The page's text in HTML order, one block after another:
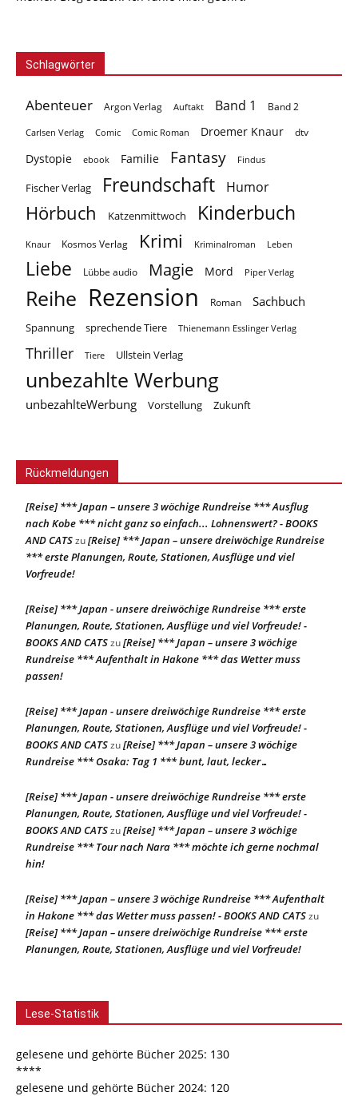
Schlagwörter
Abenteuer Argon Verlag Auftakt Band 1 Band 2
Carlsen Verlag Comic Comic Roman Droemer Knaur dtv
Dystopie ebook Familie Fantasy Findus
Fischer Verlag Freundschaft Humor
Hörbuch Katzenmittwoch Kinderbuch
Knaur Kosmos Verlag Krimi Kriminalroman Leben
Liebe Lübbe audio Magie Mord Piper Verlag
Reihe Rezension Roman Sachbuch
Spannung sprechende Tiere Thienemann Esslinger Verlag
Thriller Tiere Ullstein Verlag
unbezahlte Werbung
unbezahlteWerbung Vorstellung Zukunft
Rückmeldungen
[Reise] *** Japan – unsere 3 wöchige Rundreise *** Ausflug
nach Kobe *** nicht ganz so einfach... Lohnenswert? - BOOKS
AND CATSzu[Reise] *** Japan – unsere dreiwöchige Rundreise
*** erste Planungen, Route, Stationen, Ausflüge und viel
Vorfreude!
[Reise] *** Japan - unsere dreiwöchige Rundreise *** erste
Planungen, Route, Stationen, Ausflüge und viel Vorfreude! -
BOOKS AND CATSzu[Reise] *** Japan – unsere 3 wöchige
Rundreise *** Aufenthalt in Hakone *** das Wetter muss
passen!
[Reise] *** Japan - unsere dreiwöchige Rundreise *** erste
Planungen, Route, Stationen, Ausflüge und viel Vorfreude! -
BOOKS AND CATSzu[Reise] *** Japan – unsere 3 wöchige
Rundreise *** Osaka: Tag 1 *** bunt, laut, lecker…
[Reise] *** Japan - unsere dreiwöchige Rundreise *** erste
Planungen, Route, Stationen, Ausflüge und viel Vorfreude! -
BOOKS AND CATSzu[Reise] *** Japan – unsere 3 wöchige
Rundreise *** Tour nach Nara *** möchte ich gerne nochmal
hin!
[Reise] *** Japan – unsere 3 wöchige Rundreise *** Aufenthalt
in Hakone *** das Wetter muss passen! - BOOKS AND CATSzu
[Reise] *** Japan – unsere dreiwöchige Rundreise *** erste
Planungen, Route, Stationen, Ausflüge und viel Vorfreude!
Lese-Statistik
gelesene und gehörte Bücher 2025: 130
****
gelesene und gehörte Bücher 2024: 120